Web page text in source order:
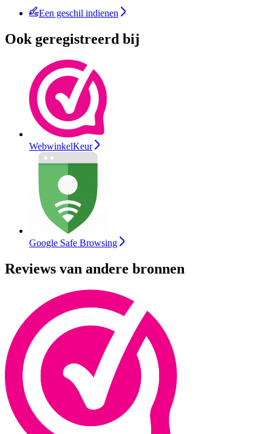
Een geschil indienen
Ook geregistreerd bij
WebwinkelKeur
Google Safe Browsing
Reviews van andere bronnen